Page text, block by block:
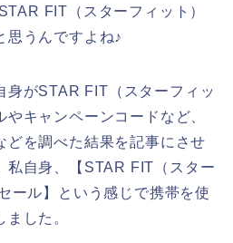
FIT（スターフィット）
思うんですよね♪
身がSTAR FIT（スターフィッ
やキャンペーンコードなど、
どを調べた結果を記事にさせ
私自身、【STAR FIT（スター
ール】という感じで携帯を使
した。